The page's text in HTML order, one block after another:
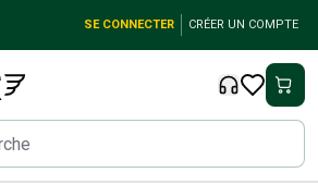
SE CONNECTER CRÉER UN COMPTE